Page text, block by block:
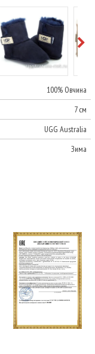
100% Овчина
7 см
UGG Australia
Зима